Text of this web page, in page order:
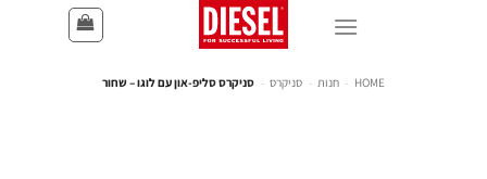
HOME
- חנות - סניקרס - סניקרס סליפ-און עם לוגו – שחור